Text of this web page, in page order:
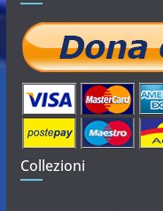
Collezioni